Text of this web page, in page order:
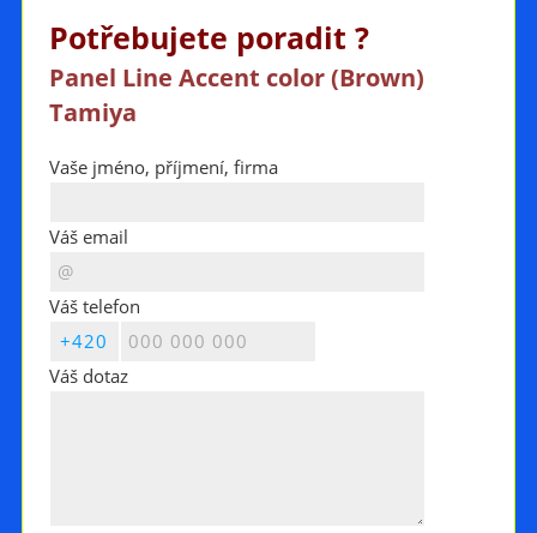
Potřebujete poradit ?
Panel Line Accent color (Brown)
Tamiya
Vaše jméno, příjmení, firma
Váš email
Váš telefon
Váš dotaz